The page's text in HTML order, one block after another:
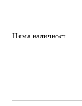
Няма наличност